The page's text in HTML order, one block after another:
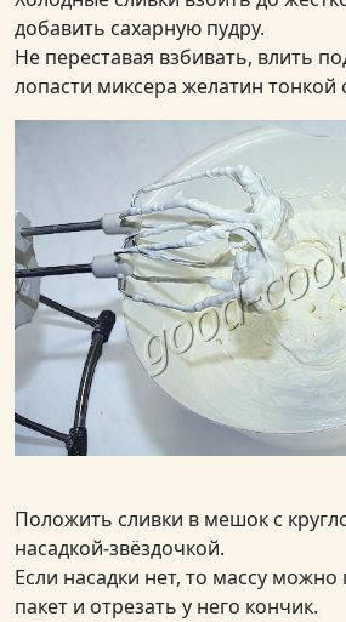
добавить сахарную пудру.
Не переставая взбивать, влить
лопасти миксера желатин тонкой
Положить сливки в мешок с
насадкой-звёздочкой.
Если насадки нет, то массу
пакет и отрезать у него кончик.